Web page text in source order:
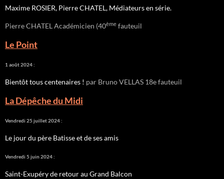
Maxime ROSIER, Pierre CHATEL, Médiateurs en série.
Pierre CHATEL Académicien (40ème fauteuil
Le Point
1 août 2024 :
Bientôt tous centenaires ! par Bruno VELLAS 18e fauteuil
La Dépêche du Midi
Vendredi 25 juillet 2024 :
Le jour du père Batisse et de ses amis
Vendredi 5 juin 2024 :
Saint-Exupéry de retour au Grand Balcon